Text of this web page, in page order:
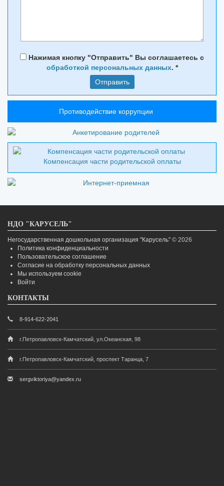
Нажимая кнопку "Отправить" Вы соглашаетесь с
обработкой персональных данных. *
Противодействие коррупции
Компенсация части родительской оплаты
НДО "КАРУСЕЛЬ"
Негосударственная дошкольная организация "Карусель" © 2026
Политика конфиденциальности
Пользовательское соглашение
Согласие на обработку персональных данных
Мы используем cookie
Войти
КОНТАКТЫ
8-914-622-2041
г.Петропавловск-Камчатский, ул.Океанская, 98
г.Петропавловск-Камчатский, проспект Таранца, 7
sergviktoriya@yandex.ru